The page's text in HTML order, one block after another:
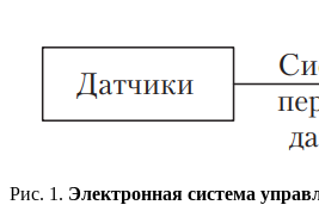
Рис. 1. Электронная система